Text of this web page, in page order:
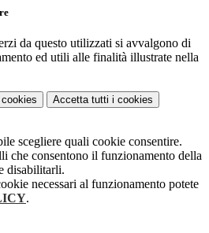
da questo utilizzati si avvalgono di
ed utili alle finalità illustrate nella
Accetta tutti i cookies
scegliere quali cookie consentire.
che consentono il funzionamento della
disabilitarli.
necessari al funzionamento potete
.